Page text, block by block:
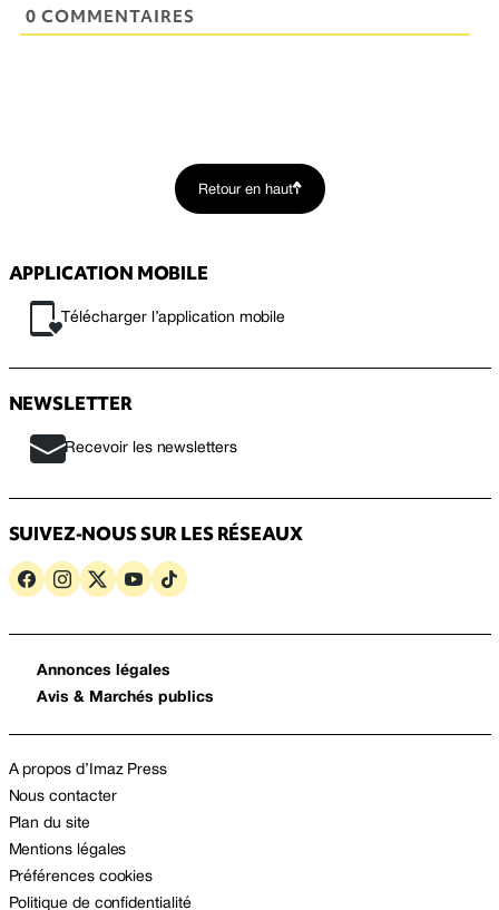
0 COMMENTAIRES
Retour en haut
APPLICATION MOBILE
Télécharger l’application mobile
NEWSLETTER
Recevoir les newsletters
SUIVEZ-NOUS SUR LES RÉSEAUX
Annonces légales
Avis & Marchés publics
A propos d’Imaz Press
Nous contacter
Plan du site
Mentions légales
Préférences cookies
Politique de confidentialité